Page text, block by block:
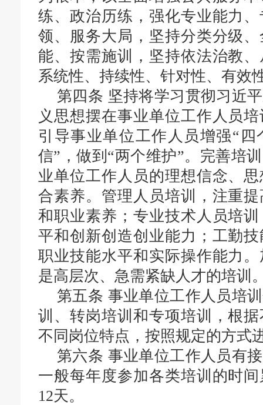
练、政治历练，强化专业能力
领、服务大局，坚持分类分级
能、按需施训，坚持依法治教
系统性、持续性、针对性、有效
第四条 坚持将学习贯彻习近
义思想摆在事业单位工作人员
引导事业单位工作人员增强“四
信”，做到“两个维护”。完善培
业单位工作人员的理想信念、
合素养。管理人员培训，注重
和职业素养；专业技术人员培
平和创新创造创业能力；工勤
职业技能水平和实际操作能力
是高层次、急需紧缺人才的培训
第五条 事业单位工作人员培
训、转岗培训和专项培训，根
不同岗位特点，按照规定的方式
第六条 事业单位工作人员有
一般每年度参加各类培训的时
12天。